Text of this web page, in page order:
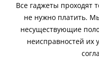
Все гаджеты проходят
не нужно платить.
несуществующие
неисправностей их